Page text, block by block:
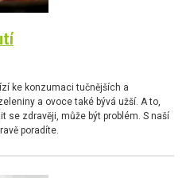
ke konzumaci tučnějších a
a ovoce také bývá užší. A to,
se zdravěji, může být problém. S naší
poradíte.